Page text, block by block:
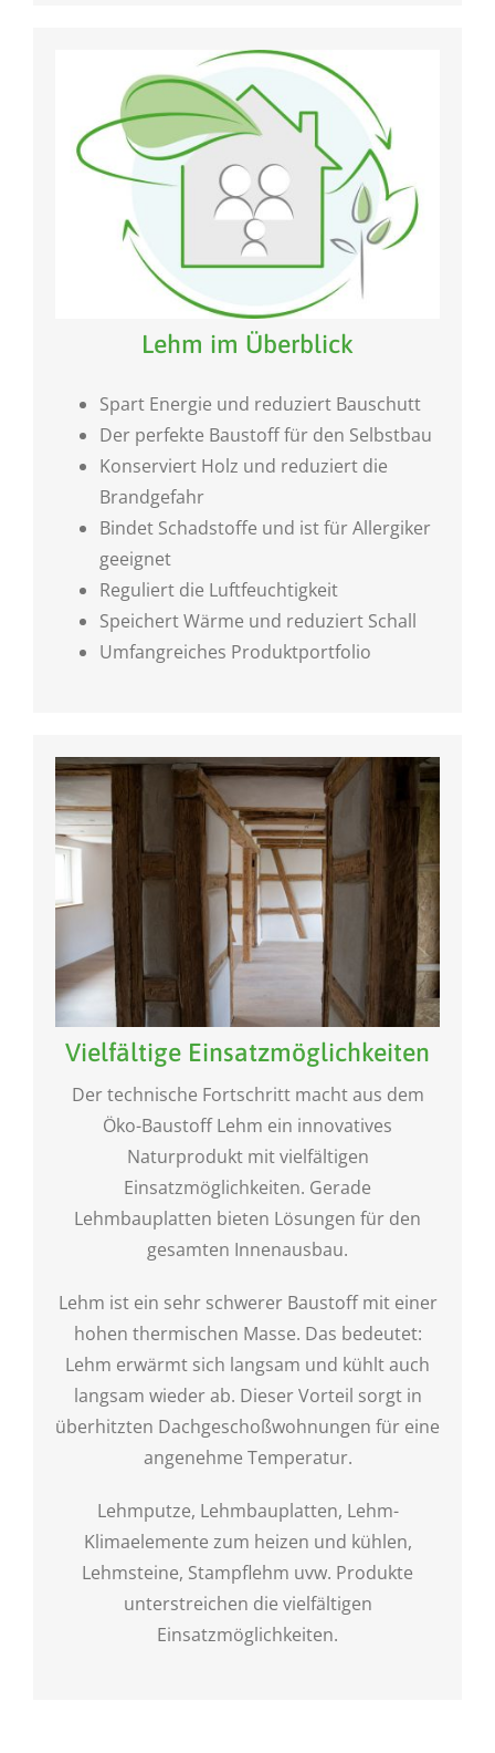
Lehm im Überblick
Spart Energie und reduziert Bauschutt
Der perfekte Baustoff für den Selbstbau
Konserviert Holz und reduziert die
Brandgefahr
Bindet Schadstoffe und ist für Allergiker
geeignet
Reguliert die Luftfeuchtigkeit
Speichert Wärme und reduziert Schall
Umfangreiches Produktportfolio
Vielfältige Einsatzmöglichkeiten
Der technische Fortschritt macht aus dem
Öko-Baustoff Lehm ein innovatives
Naturprodukt mit vielfältigen
Einsatzmöglichkeiten. Gerade
Lehmbauplatten bieten Lösungen für den
gesamten Innenausbau.
Lehm ist ein sehr schwerer Baustoff mit einer
hohen thermischen Masse. Das bedeutet:
Lehm erwärmt sich langsam und kühlt auch
langsam wieder ab. Dieser Vorteil sorgt in
überhitzten Dachgeschoßwohnungen für eine
angenehme Temperatur.
Lehmputze, Lehmbauplatten, Lehm-
Klimaelemente zum heizen und kühlen,
Lehmsteine, Stampflehm uvw. Produkte
unterstreichen die vielfältigen
Einsatzmöglichkeiten.